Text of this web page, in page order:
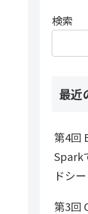
検索
最近
第4回
Spark
ドシ
第3回